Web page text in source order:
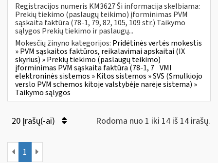
Registracijos numeris KM3627 Ši informacija skelbiama:
Prekių tiekimo (paslaugų teikimo) įforminimas PVM
sąskaita faktūra (78-1, 79, 82, 105, 109 str.) Taikymo
sąlygos Prekių tiekimo ir paslaugų...
Mokesčių žinyno kategorijos: Pridėtinės vertės mokestis
» PVM sąskaitos faktūros, reikalavimai apskaitai (IX
skyrius) » Prekių tiekimo (paslaugų teikimo)
įforminimas PVM sąskaita faktūra (78-1, 7 VMI
elektroninės sistemos » Kitos sistemos » SVS (Smulkiojo
verslo PVM schemos kitoje valstybėje narėje sistema) »
Taikymo sąlygos
20 Įrašų(-ai) Rodoma nuo 1 iki 14 iš 14 irašų.
1